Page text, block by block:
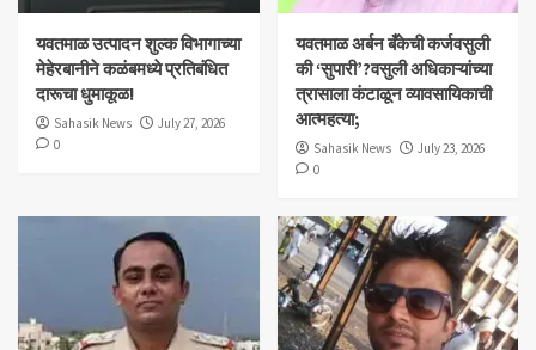
यवतमाळ उत्पादन शुल्क विभागाच्या
मेहेरबानीने कळंबमध्ये प्रतिबंधित
दारूचा धुमाकूळ!
Sahasik News
July 27, 2026
0
​यवतमाळ अर्बन बँकेची कर्जवसुली
की ‘सुपारी’?वसुली अधिकाऱ्यांच्या
त्रासाला कंटाळून व्यावसायिकाची
आत्महत्या;
Sahasik News
July 23, 2026
0